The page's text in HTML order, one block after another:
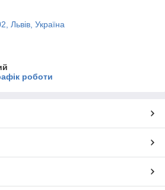
Львів, Україна
роботи